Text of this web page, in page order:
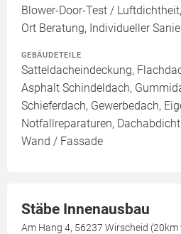
Blower-Door-Test /
Ort Beratung, Individueller
GEBÄUDETEILE
Satteldacheindeckung,
Asphalt Schindeldach,
Schieferdach, Gewerbedach,
Notfallreparaturen,
Wand / Fassade
Stäbe Innenausbau
Am Hang 4, 56237 Wirscheid